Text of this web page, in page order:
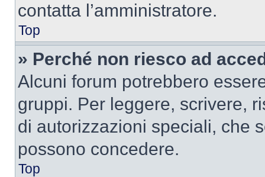
contatta l’amministratore.
Top
» Perché non riesco ad
Alcuni forum potrebbero
gruppi. Per leggere, scrivere,
di autorizzazioni speciali, che
possono concedere.
Top